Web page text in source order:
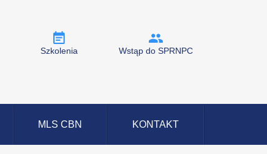
Szkolenia Wstąp do SPRNPC
MLS CBN KONTAKT